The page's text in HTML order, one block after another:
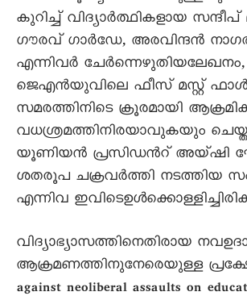
കുറിച്ച് വിദ്യാര്‍ത്ഥികളായ
ഗൗരവ് ഗാര്‍ഡേ, അരവിന്ദന്‍
എന്നിവര്‍ ചേര്‍ന്നെഴുതിയലേഖനം,
ജെഎന്‍യുവിലെ ഫീസ് മസ്റ്റ് ഫാള്‍
സമരത്തിനിടെ ക്രൂരമായി
വധശ്രമത്തിനിരയാവുകയും ചെയ്ത
യൂണിയന്‍ പ്രസിഡന്‍റ് അയ്ഷി
ശതരൂപ ചക്രവര്‍ത്തി നടത്തിയ
എന്നിവ
വിദ്യാഭ്യാസത്തിനെതിരായ
ആക്രമണത്തിനുനേരെയുള്ള
against neoliberal assaults on